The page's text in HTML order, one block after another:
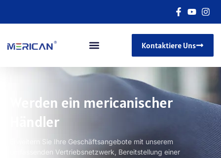
Kontaktiere Uns
Werden ein mericanischer
Händler
Erweitern Sie Ihre Geschäftsangebote mit unserem
umfassenden Vertriebsnetzwerk, Bereitstellung einer